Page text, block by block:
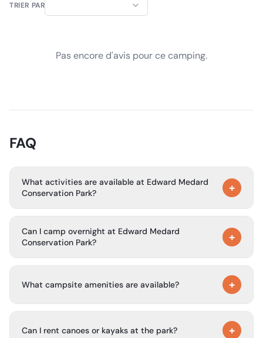
TRIER PAR
Pas encore d'avis pour ce camping.
FAQ
What activities are available at Edward Medard
Conservation Park?
+
for canoeing, boating, and fishing. It also has a 3-mile trail
for hiking, equestrian use, and bird watching, plus a disc
golf course, beach volleyball court, picnic shelters, a
boardwalk, a playground, and an observation platform.
Can I camp overnight at Edward Medard
Conservation Park?
+
RV and tent camping.
What campsite amenities are available? +
and water. Public restrooms with showers and an RV
Can I rent canoes or kayaks at the park? +